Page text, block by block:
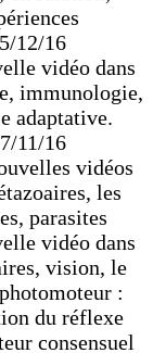
12/16
vidéo dans
immunologie,
adaptative.
11/16
vidéos
les
parasites
vidéo dans
vision, le
:
du réflexe
consensuel